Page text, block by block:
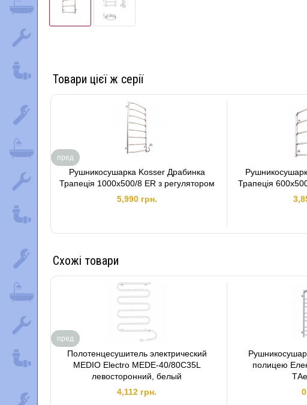
Товари цієї ж серії
Рушникосушарка Kosser Драбинка
Трапеція 1000х500/8 ER з регулятором
5,990 грн.
Трапеція
пред
Схожі товари
Полотенцесушитель электрический
MEDIO Electro MEDE-40/80C35L
левосторонний, белый
4,112 грн.
полицею
пред